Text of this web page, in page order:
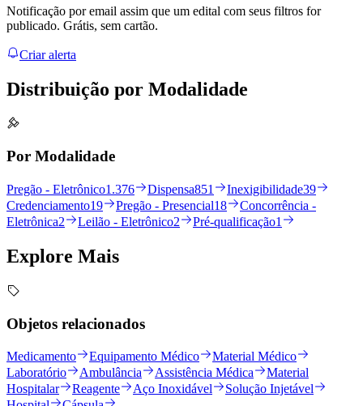
Notificação por email assim que um edital com seus filtros for
publicado. Grátis, sem cartão.
Criar alerta
Distribuição por Modalidade
Por Modalidade
Pregão - Eletrônico1.376 Dispensa851 Inexigibilidade39
Credenciamento19 Pregão - Presencial18
Concorrência -
Eletrônica2 Leilão - Eletrônico2 Pré-qualificação1
Explore Mais
Objetos relacionados
Medicamento Equipamento Médico
Material Médico
Laboratório
Ambulância Assistência Médica
Material
Hospitalar
Reagente Aço Inoxidável
Solução Injetável